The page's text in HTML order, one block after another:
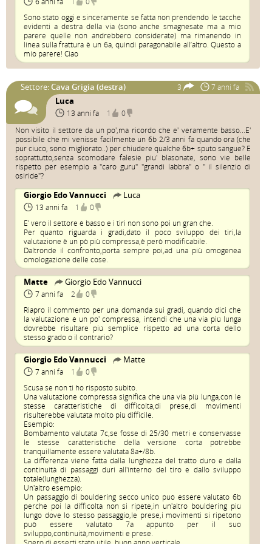
Sono stato oggi e sinceramente se fatta non prendendo le tacche
evidenti a destra della via (sono anche smagnesate ma a mio
parere quelle non andrebbero considerate) ma rimanendo in
linea sulla frattura è un 6a, quindi paragonabile all’altro. Questo a
mio parere! Ciao
Settore:Cava Grigia (destra) 3 7 anni fa
Luca
13 anni fa 1
0
Non visito il settore da un po',ma ricordo che e' veramente basso...E'
possibile che mi venisse facilmente un 6b 2/3 anni fa quando ora (che
pur ciuco, sono migliorato..) per chiudere qualche 6b+ sputo sangue? E
soprattutto,senza scomodare falesie piu' blasonate, sono vie belle
rispetto per esempio a "caro guru" "grandi labbra" o " il silenzio di
osiride"?
Giorgio Edo Vannucci Luca
13 anni fa 1
0
E' vero il settore è basso e i tiri non sono poi un gran che.
Per quanto riguarda i gradi,dato il poco sviluppo dei tiri,la
valutazione è un pò più compressa,è però modificabile.
Daltronde il confronto,porta sempre poi,ad una più omogenea
omologazione delle cose.
Matte Giorgio Edo Vannucci
7 anni fa 2
0
Riapro il commento per una domanda sui gradi, quando dici che
la valutazione é un po' compressa, intendi che una via piú lunga
dovrebbe risultare piú semplice rispetto ad una corta dello
stesso grado o il contrario?
Giorgio Edo Vannucci Matte
7 anni fa 1
0
Scusa se non ti ho risposto subito.
Una valutazione compressa significa che una via più lunga,con le
stesse caratteristiche di difficoltà,di prese,di movimenti
risulterebbe valutata molto più difficile.
Esempio:
Bombamento valutata 7c,se fosse di 25/30 metri e conservasse
le stesse caratteristiche della versione corta potrebbe
tranquillamente essere valutata 8a+/8b.
La differenza viene fatta dalla lunghezza del tratto duro e dalla
continuità di passaggi duri all'interno del tiro e dallo sviluppo
totale(lunghezza).
Un'altro esempio:
Un passaggio di bouldering secco unico può essere valutato 6b
perché poi la difficoltà non si ripete,in un'altro bouldering più
lungo dove lo stesso passaggio,le prese,i movimenti si ripetono
può essere valutato 7a appunto per il suo
sviluppo,continuità,movimenti e prese.